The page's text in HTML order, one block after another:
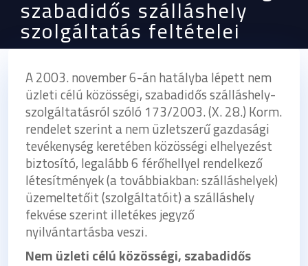
szabadidős szálláshely
szolgáltatás feltételei
A 2003. november 6-án hatályba lépett nem
üzleti célú közösségi, szabadidős szálláshely-
szolgáltatásról szóló 173/2003. (X. 28.) Korm.
rendelet szerint a nem üzletszerű gazdasági
tevékenység keretében közösségi elhelyezést
biztosító, legalább 6 férőhellyel rendelkező
létesítmények (a továbbiakban: szálláshelyek)
üzemeltetőit (szolgáltatóit) a szálláshely
fekvése szerint illetékes jegyző
nyilvántartásba veszi.
Nem üzleti célú közösségi, szabadidős